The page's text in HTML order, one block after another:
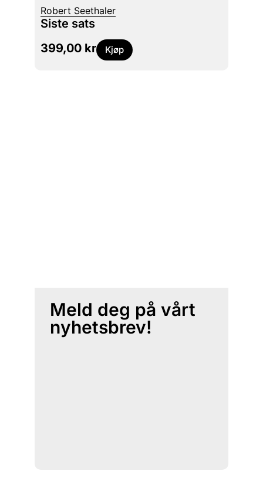
Robert Seethaler
Siste sats
399,00 kr Kjøp
Meld deg på vårt
nyhetsbrev!